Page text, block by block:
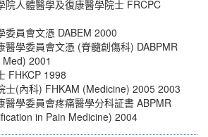
院人體醫學及復康醫學院士 FRCPC
委員會文憑 DABEM 2000
醫學委員會文憑 (脊髓創傷科) DABPMR
2001
FHKCP 1998
士(內科) FHKAM (Medicine) 2005 2003
醫學委員會疼痛醫學分科証書 ABPMR
in Pain Medicine) 2004